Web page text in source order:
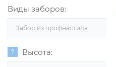
Виды заборов:
Забор из профнастила
Высота: